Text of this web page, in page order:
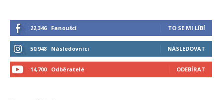
22,346 Fanoušci TO SE MI LÍBÍ
50,948 Následovníci NÁSLEDOVAT
14,700 Odběratelé ODEBÍRAT